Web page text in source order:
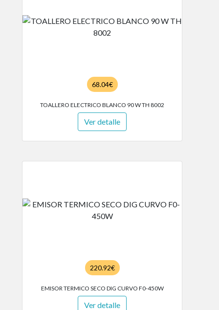
68.04€
TOALLERO ELECTRICO BLANCO 90 W TH 8002
Ver detalle
220.92€
EMISOR TERMICO SECO DIG CURVO F0-450W
Ver detalle